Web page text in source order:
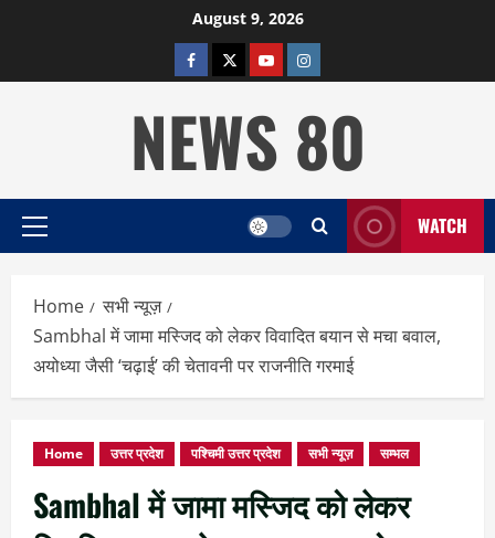
August 9, 2026
facebooktwitterYOUTUBE
instagram
NEWS 80
Primary
WATCH
Home
सभी न्यूज़
Sambhal में जामा मस्जिद को लेकर विवादित बयान से मचा बवाल,
अयोध्या जैसी ‘चढ़ाई’ की चेतावनी पर राजनीति गरमाई
Home उत्तर प्रदेश पश्चिमी उत्तर प्रदेश सभी न्यूज़ सम्भल
Sambhal में जामा मस्जिद को लेकर